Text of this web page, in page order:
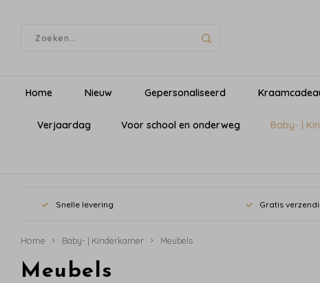
Home Nieuw Gepersonaliseerd
Verjaardag Voor school en onderweg Baby- |
Snelle levering Gratis
Home Baby- | Kinderkamer Meubels
Meubels